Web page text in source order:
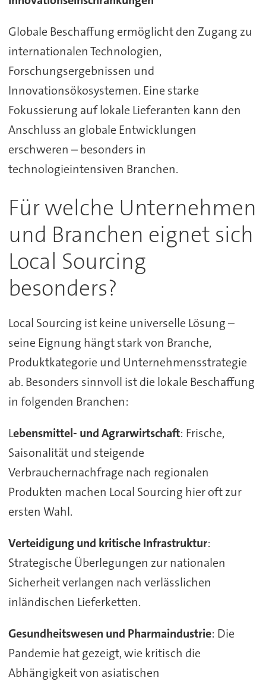
Globale Beschaffung ermöglicht den Zugang zu
internationalen Technologien,
Forschungsergebnissen und
Innovationsökosystemen. Eine starke
Fokussierung auf lokale Lieferanten kann den
Anschluss an globale Entwicklungen
erschweren – besonders in
technologieintensiven Branchen.
Für welche Unternehmen
und Branchen eignet sich
Local Sourcing
besonders?
Local Sourcing ist keine universelle Lösung –
seine Eignung hängt stark von Branche,
Produktkategorie und Unternehmensstrategie
ab. Besonders sinnvoll ist die lokale Beschaffung
in folgenden Branchen:
Lebensmittel- und Agrarwirtschaft: Frische,
Saisonalität und steigende
Verbrauchernachfrage nach regionalen
Produkten machen Local Sourcing hier oft zur
ersten Wahl.
Verteidigung und kritische Infrastruktur:
Strategische Überlegungen zur nationalen
Sicherheit verlangen nach verlässlichen
inländischen Lieferketten.
Gesundheitswesen und Pharmaindustrie: Die
Pandemie hat gezeigt, wie kritisch die
Abhängigkeit von asiatischen